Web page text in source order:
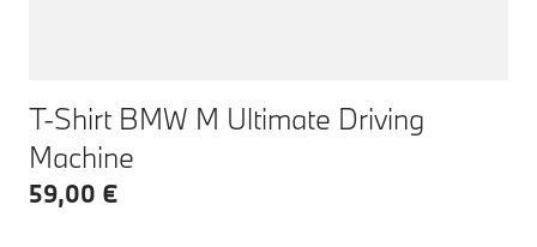
T-Shirt BMW M Ultimate Driving
Machine
59,00 €